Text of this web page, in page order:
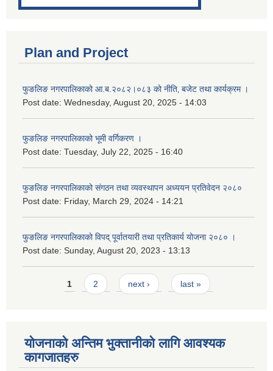
Plan and Project
फुङलिङ नगरपालिकाको आ.ब.२०८२।०८३ को नीति‚ बजेट तथा कार्यक्रम ।
Post date: Wednesday, August 20, 2025 - 14:03
फुङलिङ नगरपालिकाको भूमी वर्गिकरण ।
Post date: Tuesday, July 22, 2025 - 16:40
फुङलिङ नगरपालिकाको संगठन तथा व्यवस्थापन अध्ययन प्रतिवेदन २०८०
Post date: Friday, March 29, 2024 - 14:21
फुङलिङ नगरपालिकाको विपद् पूर्वातयारी तथा प्रतिकार्य योजना २०८० ।
Post date: Sunday, August 20, 2023 - 13:13
Pages1 2 next › last »
योजनाको अन्तिम भुक्तानीको लागि आवश्यक
कागजातहरु